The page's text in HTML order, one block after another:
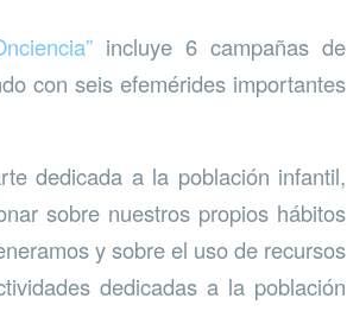
incluye 6 campañas de
con seis efemérides importantes
dedicada a la población infantil,
sobre nuestros propios hábitos
y sobre el uso de recursos
dedicadas a la población